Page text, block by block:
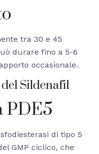
tra 30 e 45
durare fino a 5-6
occasionale.
Sildenafil
PDE5
di tipo 5
GMP ciclico, che